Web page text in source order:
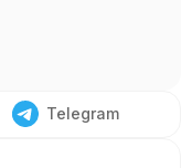
Telegram